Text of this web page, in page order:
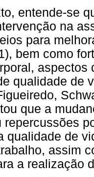
entende-se
na
para
bem como
qualidade de
que a
repercussões
qualidade de
assim
a realização